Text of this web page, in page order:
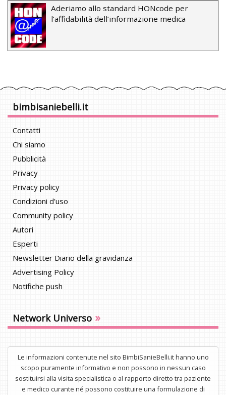
Aderiamo allo standard HONcode per
l’affidabilità dell’informazione medica
bimbisaniebelli.it
Contatti
Chi siamo
Pubblicità
Privacy
Privacy policy
Condizioni d'uso
Community policy
Autori
Esperti
Newsletter Diario della gravidanza
Advertising Policy
Notifiche push
Network Universo »
Le informazioni contenute nel sito BimbiSanieBelli.it hanno uno
scopo puramente informativo e non possono in nessun caso
sostituirsi alla visita specialistica o al rapporto diretto tra paziente
e medico curante né possono costituire una formulazione di